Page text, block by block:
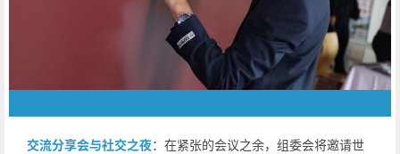
交流分享会与社交之夜：在紧张的会议之余，组委会将邀请世